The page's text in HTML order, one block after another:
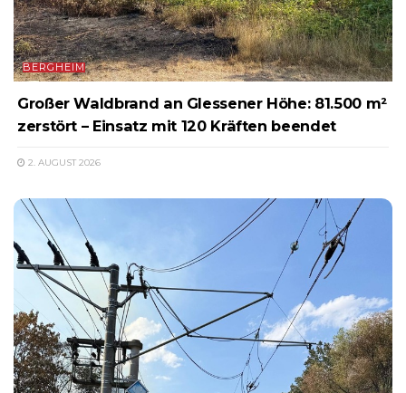
BERGHEIM
Großer Waldbrand an Glessener Höhe: 81.500 m²
zerstört – Einsatz mit 120 Kräften beendet
2. AUGUST 2026